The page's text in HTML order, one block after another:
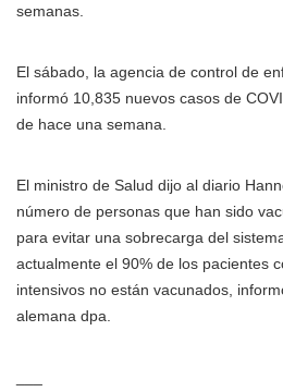
semanas.
El sábado, la agencia de control de
informó 10,835 nuevos casos de
de hace una semana.
El ministro de Salud dijo al diario
número de personas que han sido
para evitar una sobrecarga del
actualmente el 90% de los pacientes
intensivos no están vacunados,
alemana dpa.